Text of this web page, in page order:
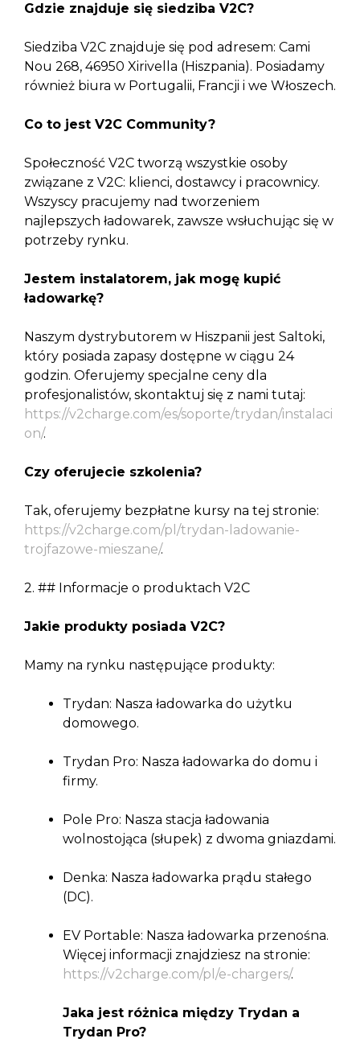
Gdzie znajduje się siedziba V2C?
Siedziba V2C znajduje się pod adresem: Cami
Nou 268, 46950 Xirivella (Hiszpania). Posiadamy
również biura w Portugalii, Francji i we Włoszech.
Co to jest V2C Community?
Społeczność V2C tworzą wszystkie osoby
związane z V2C: klienci, dostawcy i pracownicy.
Wszyscy pracujemy nad tworzeniem
najlepszych ładowarek, zawsze wsłuchując się w
potrzeby rynku.
Jestem instalatorem, jak mogę kupić
ładowarkę?
Naszym dystrybutorem w Hiszpanii jest Saltoki,
który posiada zapasy dostępne w ciągu 24
godzin. Oferujemy specjalne ceny dla
profesjonalistów, skontaktuj się z nami tutaj:
https://v2charge.com/es/soporte/trydan/instalaci
on/.
Czy oferujecie szkolenia?
Tak, oferujemy bezpłatne kursy na tej stronie:
https://v2charge.com/pl/trydan-ladowanie-
trojfazowe-mieszane/.
2. ## Informacje o produktach V2C
Jakie produkty posiada V2C?
Mamy na rynku następujące produkty:
Trydan: Nasza ładowarka do użytku
domowego.
Trydan Pro: Nasza ładowarka do domu i
firmy.
Pole Pro: Nasza stacja ładowania
wolnostojąca (słupek) z dwoma gniazdami.
Denka: Nasza ładowarka prądu stałego
(DC).
EV Portable: Nasza ładowarka przenośna.
Więcej informacji znajdziesz na stronie:
https://v2charge.com/pl/e-chargers/.
Jaka jest różnica między Trydan a
Trydan Pro?